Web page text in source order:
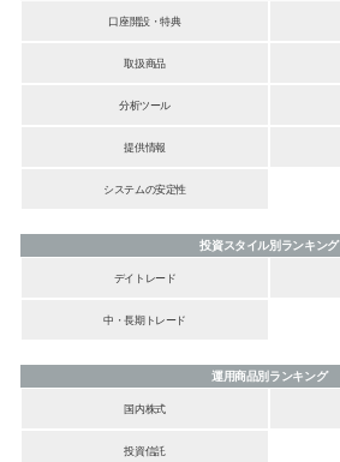
口座開設・特典
取扱商品
分析ツール
提供情報
システムの安定性
投資スタイル別ランキング
デイトレード
中・長期トレード
運用商品別ランキング
国内株式
投資信託